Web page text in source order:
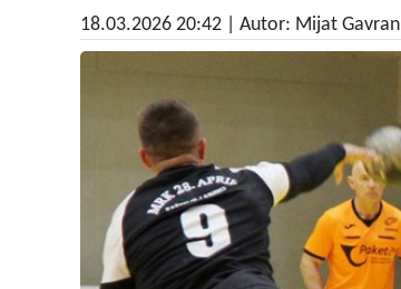
18.03.2026 20:42 | Autor: Mijat Gavran